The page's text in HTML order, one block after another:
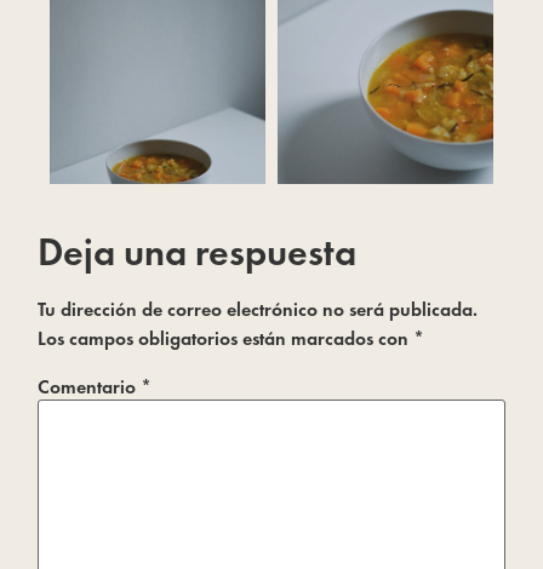
Deja una respuesta
Tu dirección de correo electrónico no será publicada.
Los campos obligatorios están marcados con *
Comentario *